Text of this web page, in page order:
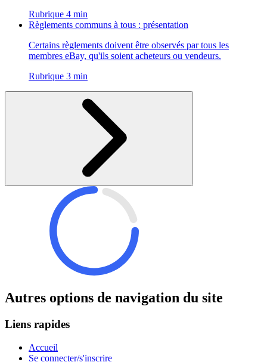
Rubrique 4 min
Règlements communs à tous : présentation
Certains règlements doivent être observés par tous les
membres eBay, qu'ils soient acheteurs ou vendeurs.
Rubrique 3 min
Autres options de navigation du site
Liens rapides
Accueil
Se connecter/s'inscrire